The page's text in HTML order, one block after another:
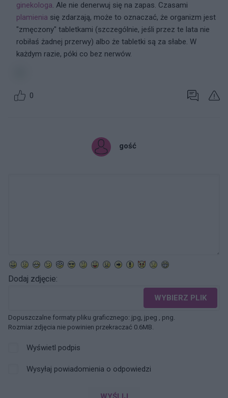
ginekologa. Ale nie denerwuj się na zapas. Czasami
plamienia się zdarzają, może to oznaczać, że organizm jest
"zmęczony" tabletkami (szczególnie, jeśli przez te lata nie
robiłaś żadnej przerwy) albo że tabletki są za słabe. W
każdym razie, póki co bez nerwów.
0
gość
Dodaj zdjęcie:
WYBIERZ PLIK
Dopuszczalne formaty pliku graficznego: jpg, jpeg , png.
Rozmiar zdjęcia nie powinien przekraczać 0.6MB.
Wyświetl podpis
Wysyłaj powiadomienia o odpowiedzi